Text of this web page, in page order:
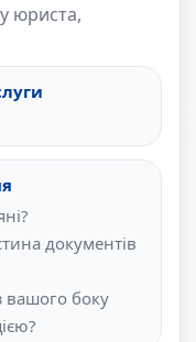
юриста,
документів
вашого боку